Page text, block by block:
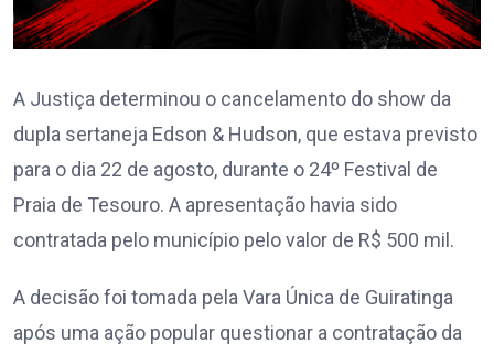
A Justiça determinou o cancelamento do show da
dupla sertaneja Edson & Hudson, que estava previsto
para o dia 22 de agosto, durante o 24º Festival de
Praia de Tesouro. A apresentação havia sido
contratada pelo município pelo valor de R$ 500 mil.
A decisão foi tomada pela Vara Única de Guiratinga
após uma ação popular questionar a contratação da